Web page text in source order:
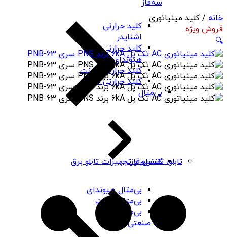
کلید حرارتی
اشنایدر
کلید حرارتی
هیوندای
کلید حرارتی چینت
کلید حرارتی PNS
بی‌متال
بی‌متال هیوندای
بی‌متال چینت
بی‌متال PNS
رله صنعتی
سه‌فاز
کنترل فاز
تابلو، تقسیم و تجهیزات تابلو برق
خانه / کلید مینیاتوری
فروش ویژه
🔍